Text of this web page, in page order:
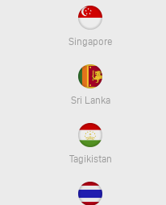
Singapore
Sri Lanka
Tagikistan